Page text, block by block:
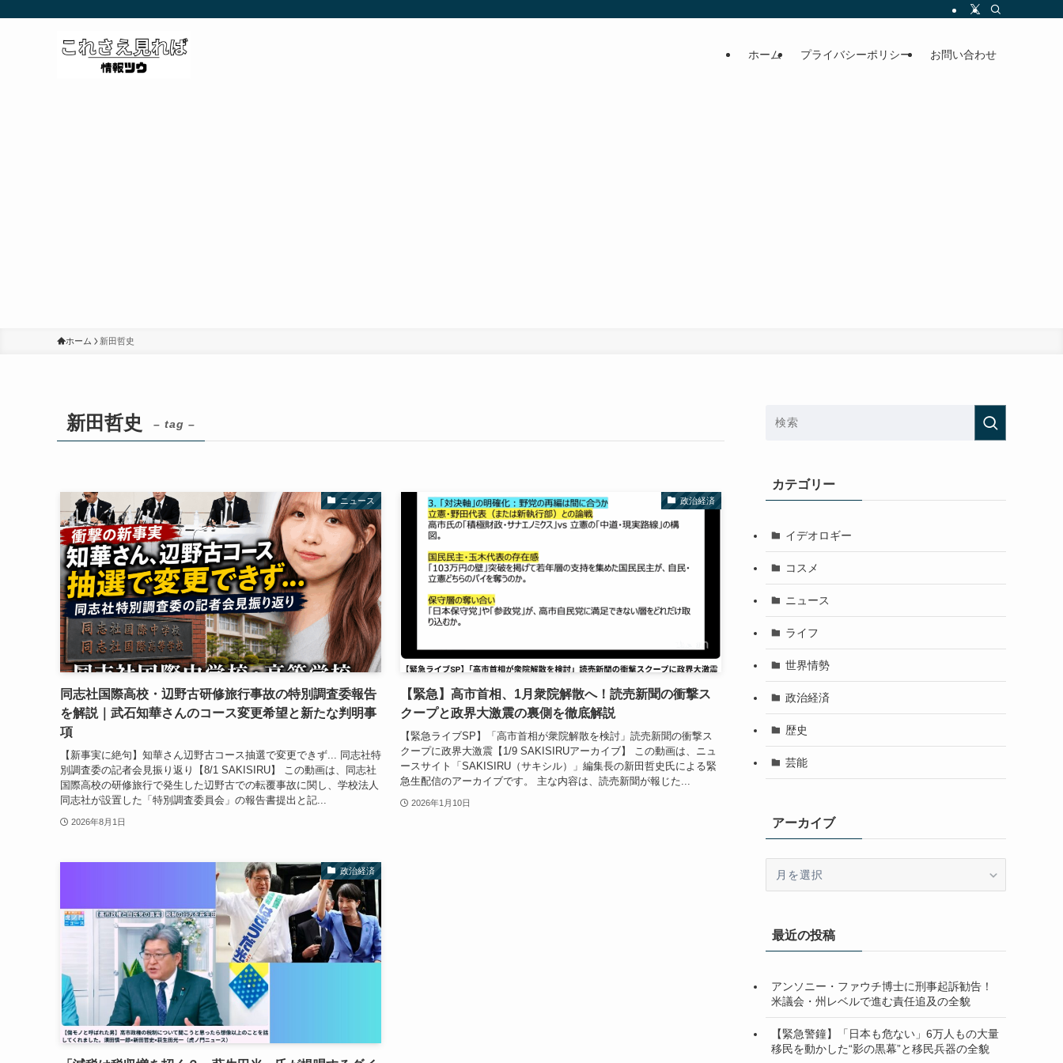
ホーム プライバシーポリシー お問い合わせ
ホーム 新田哲史
新田哲史 – tag –
ニュース
同志社国際高校・辺野古研修旅行事故の特別調査委報告
を解説｜武石知華さんのコース変更希望と新たな判明事
項
【新事実に絶句】知華さん辺野古コース抽選で変更できず... 同志社特
別調査委の記者会見振り返り【8/1 SAKISIRU】 この動画は、同志社
国際高校の研修旅行で発生した辺野古での転覆事故に関し、学校法人
同志社が設置した「特別調査委員会」の報告書提出と記...
2026年8月1日
政治経済
【緊急】高市首相、1月衆院解散へ！読売新聞の衝撃ス
クープと政界大激震の裏側を徹底解説
【緊急ライブSP】「高市首相が衆院解散を検討」読売新聞の衝撃ス
クープに政界大激震【1/9 SAKISIRUアーカイブ】 この動画は、ニュ
ースサイト「SAKISIRU（サキシル）」編集長の新田哲史氏による緊
急生配信のアーカイブです。 主な内容は、読売新聞が報じた...
2026年1月10日
政治経済
カテゴリー
イデオロギー
コスメ
ニュース
ライフ
世界情勢
政治経済
歴史
芸能
アーカイブ
ブ最近の投稿
アンソニー・ファウチ博士に刑事起訴勧告！
米議会・州レベルで進む責任追及の全貌
【緊急警鐘】「日本も危ない」6万人もの大量
移民を動かした“影の黒幕”と移民兵器の全貌